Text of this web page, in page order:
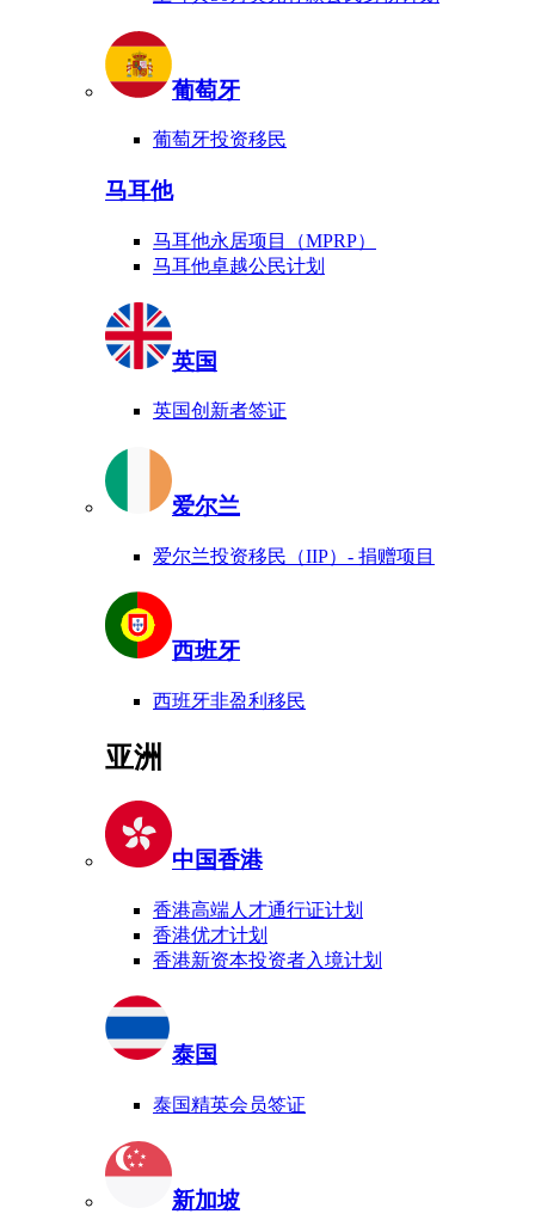
葡萄牙
葡萄牙投资移民
马耳他
马耳他永居项目（MPRP）
马耳他卓越公民计划
英国
英国创新者签证
爱尔兰
爱尔兰投资移民（IIP）- 捐赠项目
西班牙
西班牙非盈利移民
亚洲
中国香港
香港高端人才通行证计划
香港优才计划
香港新资本投资者入境计划
泰国
泰国精英会员签证
新加坡